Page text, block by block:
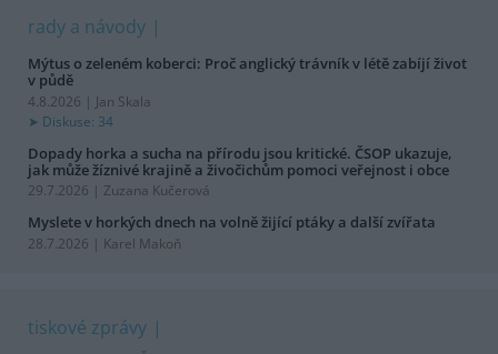
rady a návody
Mýtus o zeleném koberci: Proč anglický trávník v létě zabíjí život
v půdě
4.8.2026 | Jan Skala
Diskuse: 34
Dopady horka a sucha na přírodu jsou kritické. ČSOP ukazuje,
jak může žíznivé krajině a živočichům pomoci veřejnost i obce
29.7.2026 | Zuzana Kučerová
Myslete v horkých dnech na volně žijící ptáky a další zvířata
28.7.2026 | Karel Makoň
tiskové zprávy